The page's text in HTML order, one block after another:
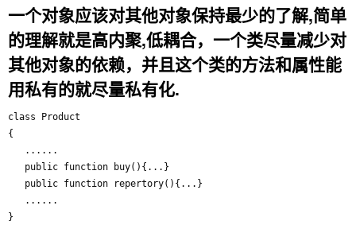
一个对象应该对其他对象保持最少的了解,简单
的理解就是高内聚,低耦合，一个类尽量减少对
其他对象的依赖，并且这个类的方法和属性能
用私有的就尽量私有化.
class Product
{
   ......
   public function buy(){...}
   public function repertory(){...}
   ......
}